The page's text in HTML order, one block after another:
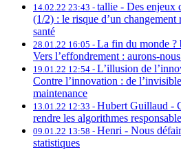
14.02.22 23:43 - tallie - Des enjeux
(1/2) : le risque d’un changement
santé
28.01.22 16:05 - La fin du monde
Vers l’effondrement : aurons-
19.01.22 12:54 - L’illusion de
Contre l’innovation : de
maintenance
13.01.22 12:33 - Hubert Guillaud -
rendre les algorithmes
09.01.22 13:58 - Henri - Nous
statistiques